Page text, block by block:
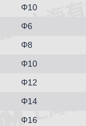
Φ10
Φ6
Φ8
Φ10
Φ12
Φ14
Φ16